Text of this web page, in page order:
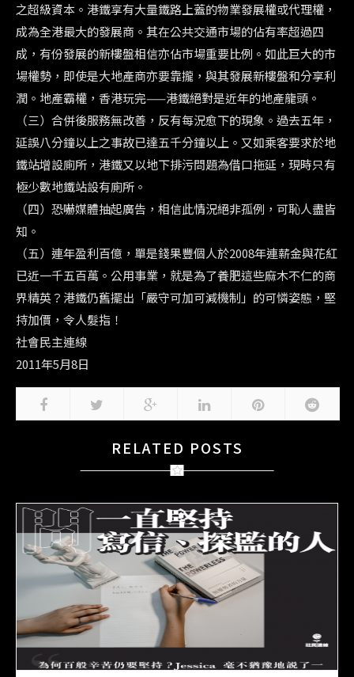
之超級資本。 港鐵享有大量鐵路上蓋的物業發展權或代理權，
成為全港最大的發展商。其在公共交通市場的佔有率超過四
成， 有份發展的新樓盤相信亦佔市場重要比例。如此巨大的市
場權勢， 即使是大地產商亦要靠攏，與其發展新樓盤和分享利
潤。地產霸權， 香港玩完——港鐵絕對是近年的地產龍頭。
（三）合併後服務無改善，反有每況愈下的現象。過去五年，
延誤八分鐘以上之事故已達五千分鐘以上。 又如乘客要求於地
鐵站增設廁所， 港鐵又以地下排污問題為借口拖延， 現時只有
極少數地鐵站設有廁所。
（四）恐嚇媒體抽起廣告，相信此情況絕非孤例，可恥人盡皆
知。
（五）連年盈利百億， 單是錢果豐個人於2008年連薪金與花紅
已近一千五百萬。 公用事業，就是為了養肥這些麻木不仁的商
界精英？港鐵仍舊擺出「嚴守可加可減機制」的可憐姿態，堅
持加價，令人髮指！
社會民主連線
2011年5月8日
RELATED POSTS